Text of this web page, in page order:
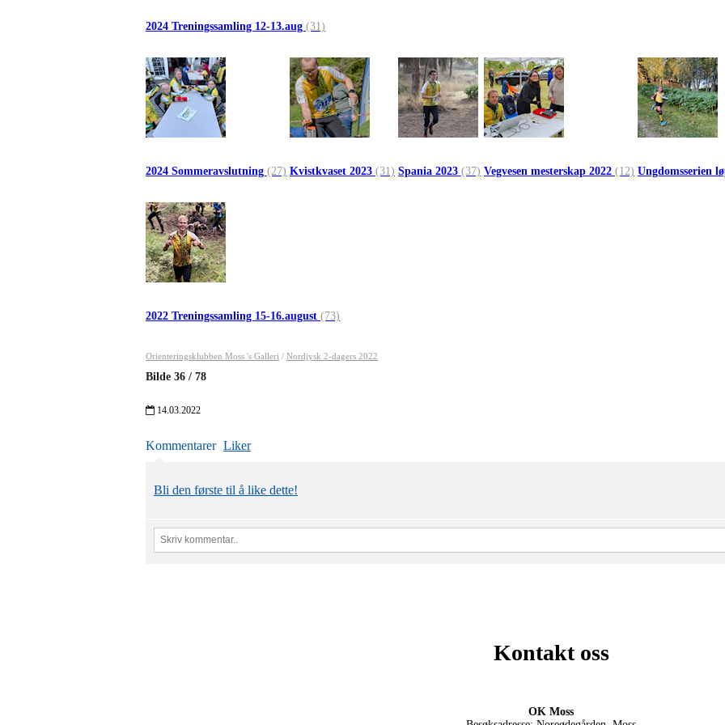
2024 Treningssamling 12-13.aug (31)
2024 Sommeravslutning (27) Kvistkvaset 2023 (31) Spania 2023 (37) Vegvesen mesterskap 2022 (12) Ungdomsserien
2022 Treningssamling 15-16.august (73)
Orienteringsklubben Moss 's Galleri / Nordjysk 2-dagers 2022
Bilde 36 / 78
14.03.2022
Kommentarer Liker
Bli den første til å like dette!
Kontakt oss
OK Moss